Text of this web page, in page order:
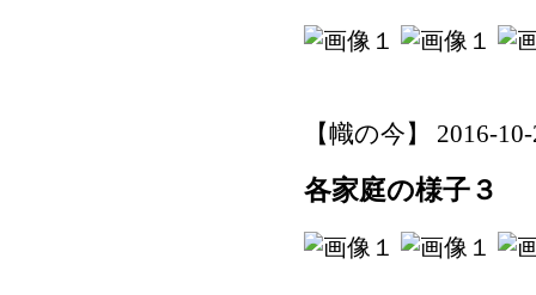
【幟の今】 2016-
各家庭の様子３